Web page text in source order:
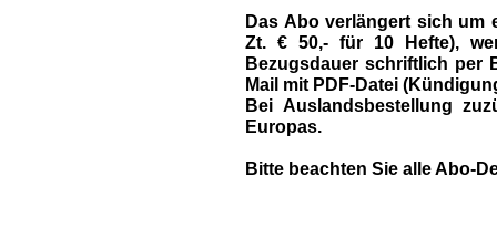
Das Abo verlängert sich um
Zt. € 50,- für 10 Hefte),
Bezugsdauer schriftlich per
Mail mit PDF-Datei
Bei Auslandsbestellung
Europas.
Bitte beachten Sie alle Abo-